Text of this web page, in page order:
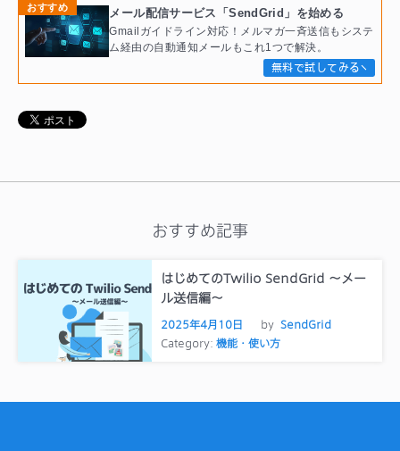
おすすめ
メール配信サービス「SendGrid」を始める
Gmailガイドライン対応！メルマガ一斉送信もシステ
ム経由の自動通知メールもこれ1つで解決。
無料で試してみる
おすすめ記事
はじめてのTwilio SendGrid ～メー
ル送信編～
2025年4月10日 by SendGrid
Category: 機能・使い方